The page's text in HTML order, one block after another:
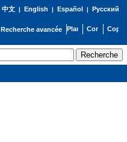
中文| English | Español | Русский
Recherche avancée